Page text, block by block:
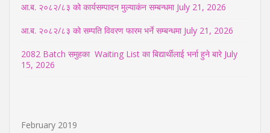
आ.ब. २०८२/८३ को कार्यसम्पादन मुल्याकंन सम्बन्धमा July 21, 2026
आ.ब. २०८२/८३ को सम्पति विवरण फारम भर्ने सम्बन्धमा July 21, 2026
2082 Batch समुहका Waiting List का बिद्यार्थीलाई भर्ना हुने बारे July
15, 2026
February 2019